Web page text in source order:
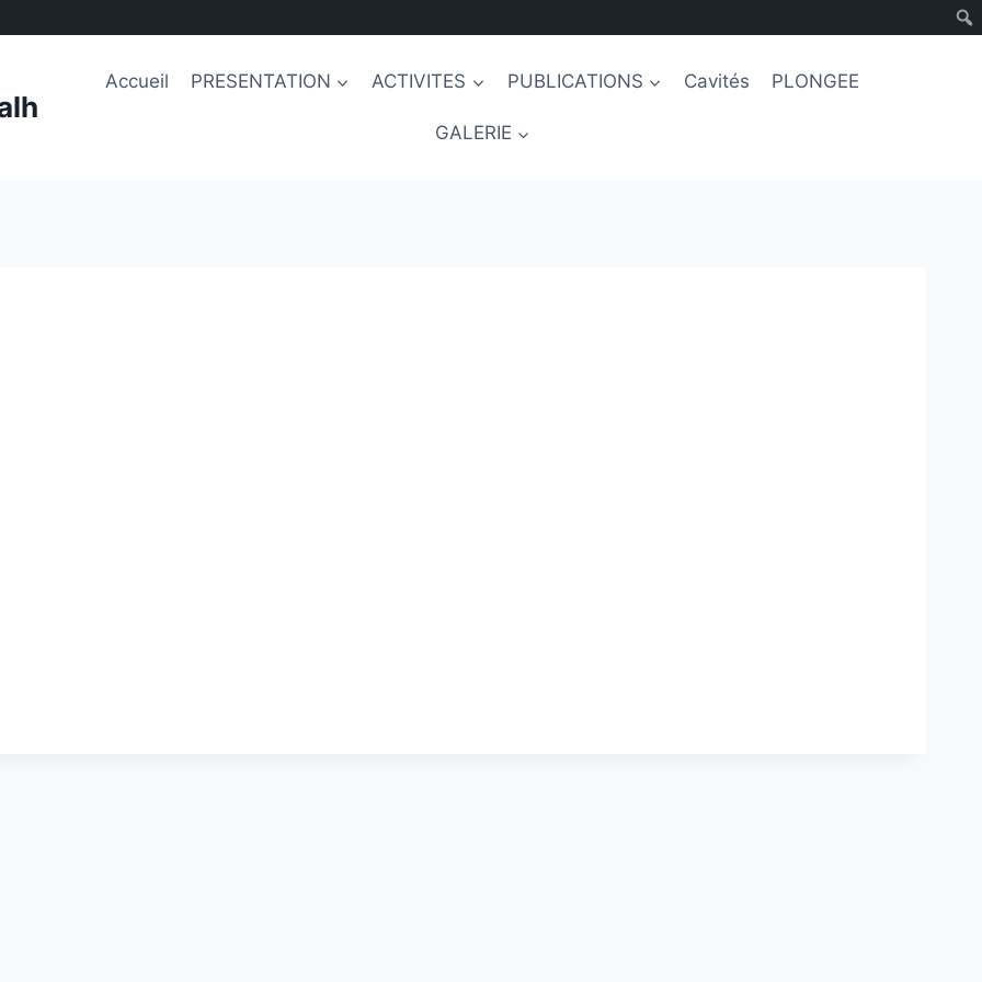
Accueil PRESENTATION ACTIVITES PUBLICATIONS Cavités PLONGEE
GALERIE